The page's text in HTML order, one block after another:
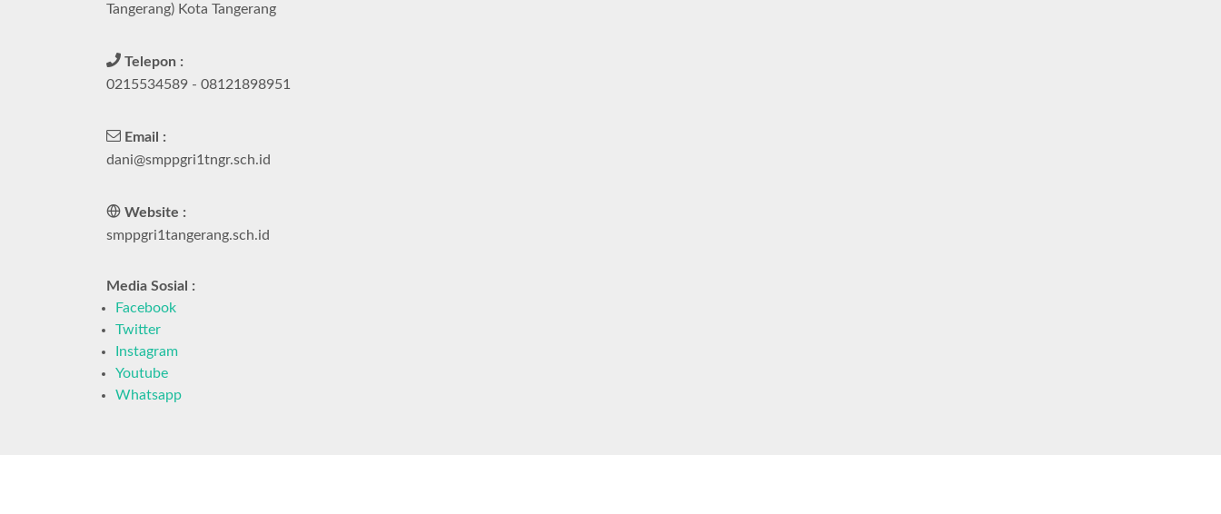
Tangerang) Kota Tangerang
Telepon :
0215534589 - 08121898951
Email :
dani@smppgri1tngr.sch.id
Website :
smppgri1tangerang.sch.id
Media Sosial :
Facebook
Twitter
Instagram
Youtube
Whatsapp